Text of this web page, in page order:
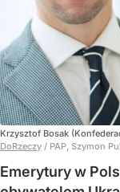
Krzysztof Bosak
DoRzeczy / PAP, Szymon
Emerytury w